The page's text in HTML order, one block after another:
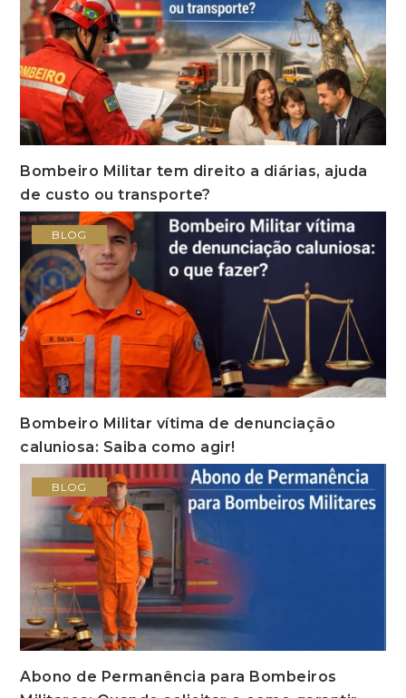
Bombeiro Militar tem direito a diárias, ajuda
de custo ou transporte?
BLOG
Bombeiro Militar vítima de denunciação
caluniosa: Saiba como agir!
BLOG
Abono de Permanência para Bombeiros